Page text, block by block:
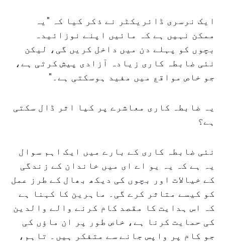
ایک نرسری ڈائریکٹر نے ذکر کیا کہ "یہ
ممکن نہیں ہے کہ مائیں اپنے نوزائیدہ
بچوں کو پہلے دن میں داخل کریں گی، لیکن
نئی ضابطہ کاری زیادہ آزادی پیش کرتی ہے،
جو خاص مواقع میں مفید ہوسکتی ہے۔"
یہ ضابطہ کاری معاشرے پر کیا اثر ڈال سکتی
ہے؟
نئی ضابطہ کاری کے بارے میں ایک اہم سوال
یہ ہے کہ یہ یو اے ای میں خاندان کے زندگی
کے خیالات اور بچوں کی دیکھ بھال کے طرز عمل
کو کیسے متاثر کرے گی۔ ماہرین کا کہنا ہے
کہ اس ہدایت کا مقصد کام کرنے والے والدین
کی حمایت کرنا ہے، خاص طور پر ان ماؤں کی
جو کام پر واپس جانے سے متفکر ہیں۔ تاہم،